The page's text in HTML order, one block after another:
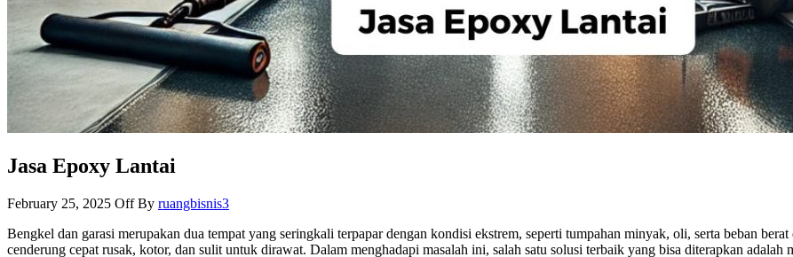
Jasa Epoxy Lantai
February 25, 2025 OffBy ruangbisnis3
Bengkel dan garasi merupakan dua tempat yang seringkali terpapar dengan kondisi ekstrem, seperti tumpahan minyak, oli, serta beban
cenderung cepat rusak, kotor, dan sulit untuk dirawat. Dalam menghadapi masalah ini, salah satu solusi terbaik yang bisa diterapkan adalah